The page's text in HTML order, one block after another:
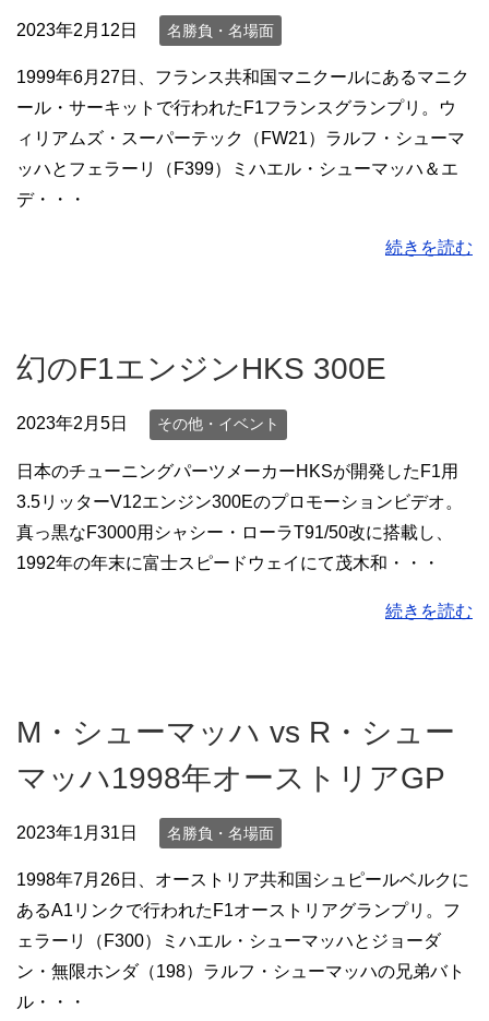
2023年2月12日 名勝負・名場面
1999年6月27日、フランス共和国マニクールにあるマニク
ール・サーキットで行われたF1フランスグランプリ。ウ
ィリアムズ・スーパーテック（FW21）ラルフ・シューマ
ッハとフェラーリ（F399）ミハエル・シューマッハ＆エ
デ・・・
続きを読む
幻のF1エンジンHKS 300E
2023年2月5日 その他・イベント
日本のチューニングパーツメーカーHKSが開発したF1用
3.5リッターV12エンジン300Eのプロモーションビデオ。
真っ黒なF3000用シャシー・ローラT91/50改に搭載し、
1992年の年末に富士スピードウェイにて茂木和・・・
続きを読む
M・シューマッハ vs R・シュー
マッハ1998年オーストリアGP
2023年1月31日 名勝負・名場面
1998年7月26日、オーストリア共和国シュピールベルクに
あるA1リンクで行われたF1オーストリアグランプリ。フ
ェラーリ（F300）ミハエル・シューマッハとジョーダ
ン・無限ホンダ（198）ラルフ・シューマッハの兄弟バト
ル・・・